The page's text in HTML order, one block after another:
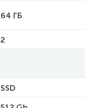
64 ГБ
2
SSD